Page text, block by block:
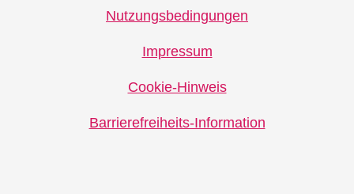
Nutzungsbedingungen
Impressum
Cookie-Hinweis
Barrierefreiheits-Information